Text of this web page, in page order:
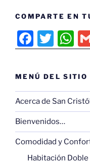
COMPARTE EN
F
a
c
e
b
o
o
k
T
w
itt
er
W
h
at
s
A
p
MENÚ DEL SITIO
Acerca de San
Bienvenidos…
Comodidad y
Habitación Doble